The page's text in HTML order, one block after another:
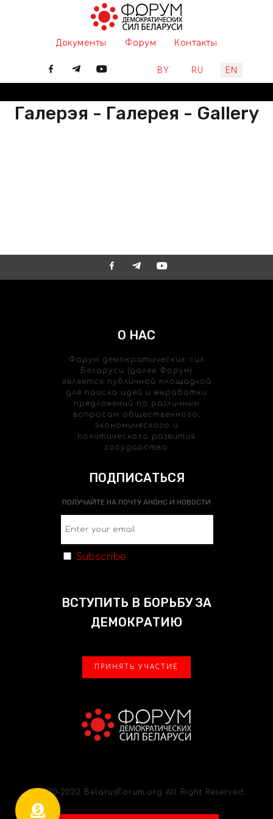
Документы Форум Контакты
Select your language
BY RU EN
Галерэя - Галерея - Gallery
О НАС
Форум демократических сил
Беларуси (далее Форум)
является публичной площадкой
для поиска идей и выработки
предложений по различным
вопросам общественного,
экономического и
политического развития
государства.
ПОДПИСАТЬСЯ
ПОЛУЧАЙТЕ НА ПОЧТУ АНОНС И НОВОСТИ
Subscribe
ВСТУПИТЬ В БОРЬБУ ЗА
ДЕМОКРАТИЮ
ПРИНЯТЬ УЧАСТИЕ
© 2020-2022 BelarusForum.org All Right Reserved.